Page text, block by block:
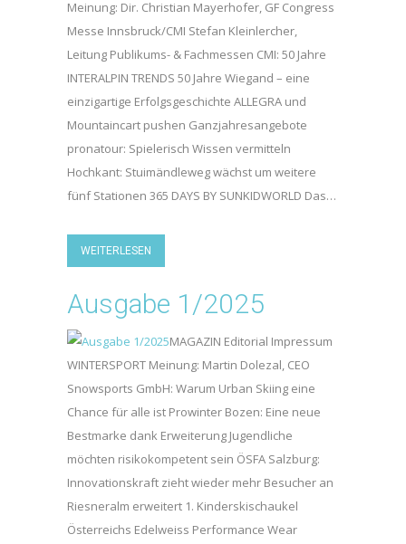
Meinung: Dir. Christian Mayerhofer, GF Congress
Messe Innsbruck/CMI Stefan Kleinlercher,
Leitung Publikums- & Fachmessen CMI: 50 Jahre
INTERALPIN TRENDS 50 Jahre Wiegand – eine
einzigartige Erfolgsgeschichte ALLEGRA und
Mountaincart pushen Ganzjahresangebote
pronatour: Spielerisch Wissen vermitteln
Hochkant: Stuimändleweg wächst um weitere
fünf Stationen 365 DAYS BY SUNKIDWORLD Das…
WEITERLESEN
Ausgabe 1/2025
MAGAZIN Editorial Impressum
WINTERSPORT Meinung: Martin Dolezal, CEO
Snowsports GmbH: Warum Urban Skiing eine
Chance für alle ist Prowinter Bozen: Eine neue
Bestmarke dank Erweiterung Jugendliche
möchten risikokompetent sein ÖSFA Salzburg:
Innovationskraft zieht wieder mehr Besucher an
Riesneralm erweitert 1. Kinderskischaukel
Österreichs Edelweiss Performance Wear